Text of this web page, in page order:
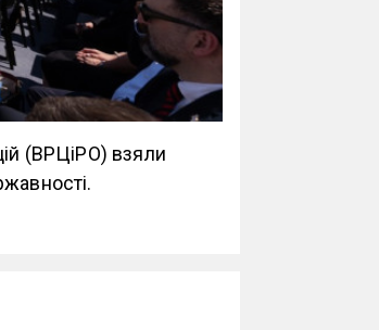
(ВРЦіРО) взяли